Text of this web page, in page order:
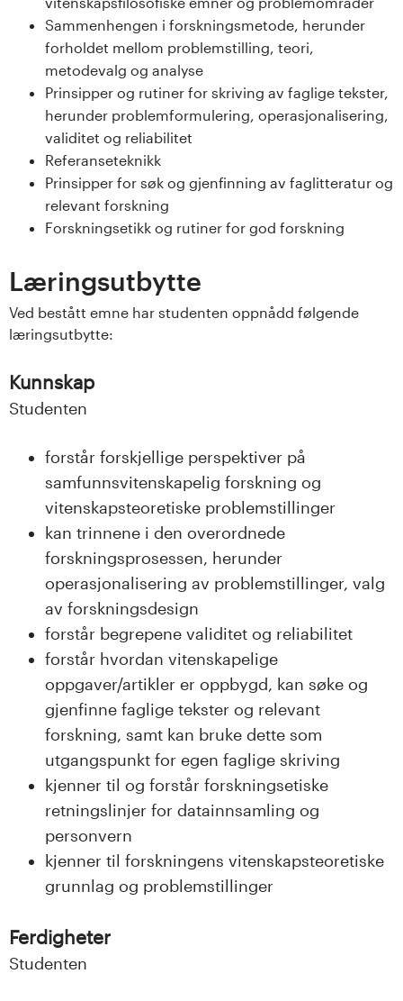
e
t
t
Sammenhengen i forskningsmetode, herunder
forholdet mellom problemstilling, teori,
metodevalg og analyse
Prinsipper og rutiner for skriving av faglige tekster,
herunder problemformulering, operasjonalisering,
validitet og reliabilitet
Referanseteknikk
Prinsipper for søk og gjenfinning av faglitteratur og
relevant forskning
Forskningsetikk og rutiner for god forskning
Læringsutbytte
Ved bestått emne har studenten oppnådd følgende
læringsutbytte:
Kunnskap
Studenten
forstår forskjellige perspektiver på
samfunnsvitenskapelig forskning og
vitenskapsteoretiske problemstillinger
kan trinnene i den overordnede
forskningsprosessen, herunder
operasjonalisering av problemstillinger, valg
av forskningsdesign
forstår begrepene validitet og reliabilitet
forstår hvordan vitenskapelige
oppgaver/artikler er oppbygd, kan søke og
gjenfinne faglige tekster og relevant
forskning, samt kan bruke dette som
utgangspunkt for egen faglige skriving
kjenner til og forstår forskningsetiske
retningslinjer for datainnsamling og
personvern
kjenner til forskningens vitenskapsteoretiske
grunnlag og problemstillinger
Ferdigheter
Studenten